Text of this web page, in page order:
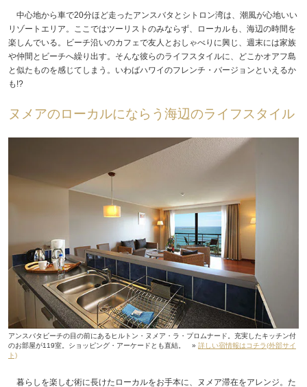
中心地から車で20分ほど走ったアンスバタとシトロン湾は、潮風が心地いい
リゾートエリア。ここではツーリストのみならず、ローカルも、海辺の時間を
楽しんでいる。ビーチ沿いのカフェで友人とおしゃべりに興じ、週末には家族
や仲間とビーチへ繰り出す。そんな彼らのライフスタイルに、どこかオアフ島
と似たものを感じてしまう。いわばハワイのフレンチ・バージョンといえるか
も!?
ヌメアのローカルにならう海辺のライフスタイル
アンスバタビーチの目の前にあるヒルトン・ヌメア・ラ・プロムナード。充実したキッチン付
のお部屋が119室。ショッピング・アーケードとも直結。 » 詳しい宿情報はコチラ(外部サイ
ト)
暮らしを楽しむ術に長けたローカルをお手本に、ヌメア滞在をアレンジ。た